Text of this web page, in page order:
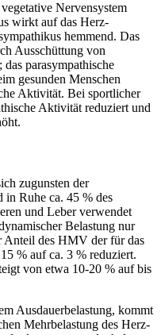
Nervensystem
wirkt auf das Herz-
hemmend. Das
Ausschüttung von
parasympathische
gesunden Menschen
Aktivität. Bei sportlicher
Aktivität reduziert und
zugunsten der
in Ruhe ca. 45 % des
und Leber verwendet
Belastung nur
Anteil des HMV der für das
% auf ca. 3 % reduziert.
von etwa 10-20 % auf bis
Ausdauerbelastung, kommt
Mehrbelastung des Herz-